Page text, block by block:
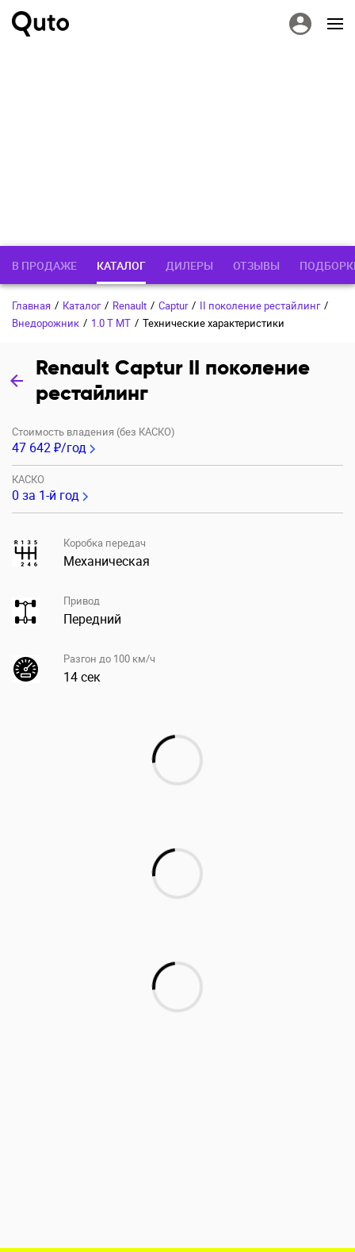
В ПРОДАЖЕ КАТАЛОГ ДИЛЕРЫ ОТЗЫВЫ
Главная / Каталог / Renault / Captur / II поколение рестайлинг /
Внедорожник / 1.0 T MT / Технические характеристики
Renault Captur II поколение
рестайлинг
Стоимость владения (без КАСКО)
47 642 ₽/год
КАСКО
0 за 1-й год
Коробка передач
Механическая
Привод
Передний
Разгон до 100 км/ч
14 сек